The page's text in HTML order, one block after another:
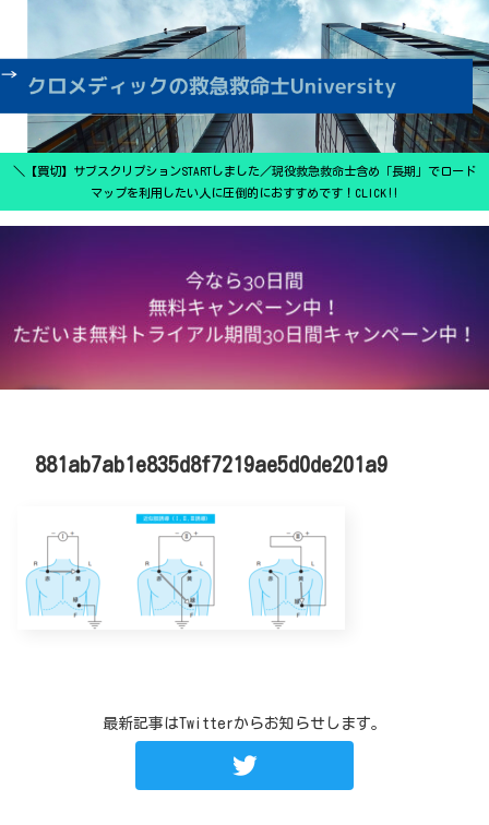
＼【買切】サブスクリプションSTARTしました／現役救急救命士含め「長期」でロード
マップを利用したい人に圧倒的におすすめです！CLICK‼
881ab7ab1e835d8f7219ae5d0de201a9
最新記事はTwitterからお知らせします。